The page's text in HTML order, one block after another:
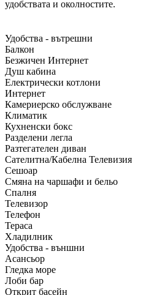
удобствата и околностите.
Удобства - вътрешни
Балкон
Безжичен Интернет
Душ кабина
Електрически котлони
Интернет
Камериерско обслужване
Климатик
Кухненски бокс
Разделени легла
Разтегателен диван
Сателитна/Кабелна Телевизия
Сешоар
Смяна на чаршафи и бельо
Спалня
Телевизор
Телефон
Тераса
Хладилник
Удобства - външни
Асансьор
Гледка море
Лоби бар
Открит басейн